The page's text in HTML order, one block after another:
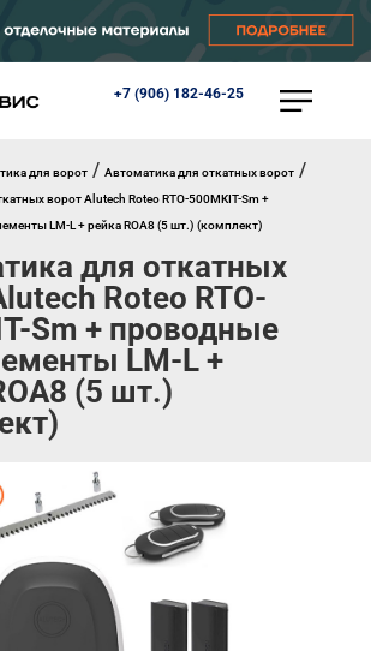
+7 (906) 182-46-25
ворота
шторы
для ворот / Автоматика для откатных ворот /
ворот Alutech Roteo RTO-500MKIT-Sm +
LM-L + рейка ROA8 (5 шт.) (комплект)
для откатных
Roteo RTO-
Sm + проводные
LM-L +
(5 шт.)